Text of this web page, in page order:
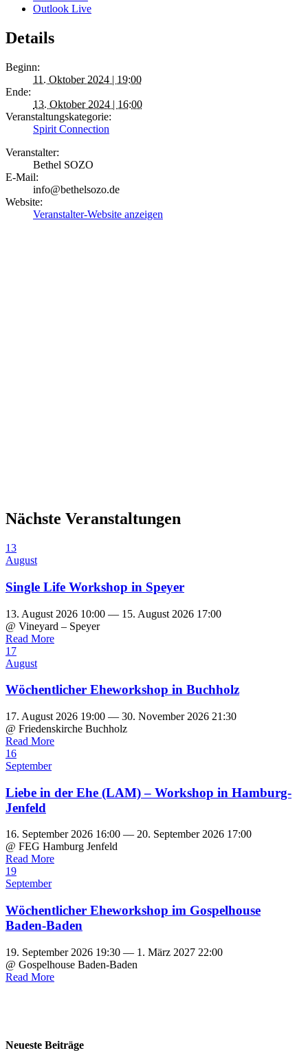
Outlook Live
Details
Beginn:
11. Oktober 2024 | 19:00
Ende:
13. Oktober 2024 | 16:00
Veranstaltungskategorie:
Spirit Connection
Veranstalter:
Bethel SOZO
E-Mail:
info@bethelsozo.de
Website:
Veranstalter-Website anzeigen
Nächste Veranstaltungen
13
August
Single Life Workshop in Speyer
13. August 2026 10:00 — 15. August 2026 17:00
@ Vineyard – Speyer
Read More
17
August
Wöchentlicher Eheworkshop in Buchholz
17. August 2026 19:00 — 30. November 2026 21:30
@ Friedenskirche Buchholz
Read More
16
September
Liebe in der Ehe (LAM) – Workshop in Hamburg-
Jenfeld
16. September 2026 16:00 — 20. September 2026 17:00
@ FEG Hamburg Jenfeld
Read More
19
September
Wöchentlicher Eheworkshop im Gospelhouse
Baden-Baden
19. September 2026 19:30 — 1. März 2027 22:00
@ Gospelhouse Baden-Baden
Read More
Neueste Beiträge